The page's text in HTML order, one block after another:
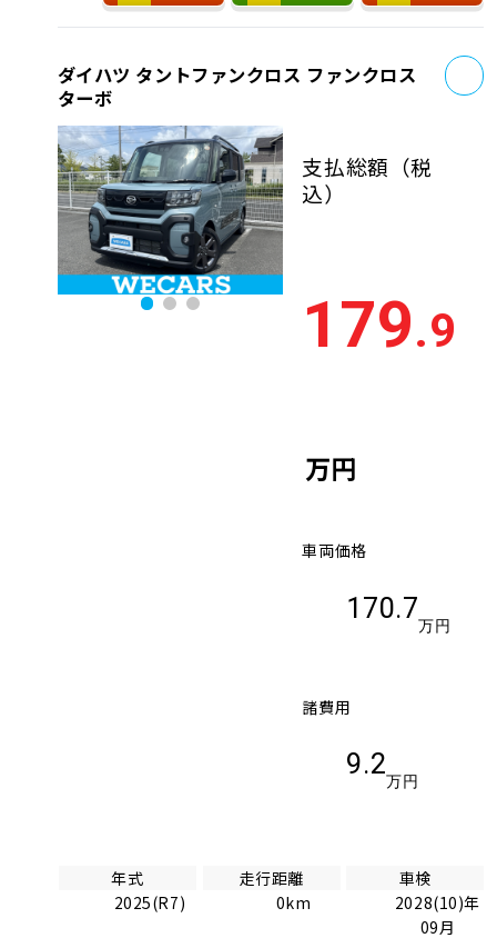
ダイハツ タントファンクロス ファンクロス
ターボ
支払総額 （税
込）
179.9
万円
車両価格
170.7
万円
諸費用
9.2
万円
年式
2025(R7)
走行距離
0km
車検
2028(10)年
09月